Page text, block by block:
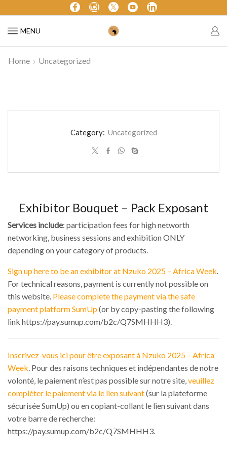
MENU
Home Uncategorized
Category: Uncategorized
Exhibitor Bouquet – Pack Exposant
Services include: participation fees for high networth
networking, business sessions and exhibition ONLY
depending on your category of products.
Sign up here to be an exhibitor at Nzuko 2025 – Africa Week.
For technical reasons, payment is currently not possible on
this website. Please complete the payment via the safe
payment platform SumUp(or by copy-pasting the following
link https://pay.sumup.com/b2c/Q7SMHHH3).
Inscrivez-vous ici pour être exposant à Nzuko 2025 – Africa
Week. Pour des raisons techniques et indépendantes de notre
volonté, le paiement n’est pas possible sur notre site,veuillez
compléter le paiement via le lien suivant(sur la plateforme
sécurisée SumUp) ou en copiant-collant le lien suivant dans
votre barre de recherche:
https://pay.sumup.com/b2c/Q7SMHHH3.